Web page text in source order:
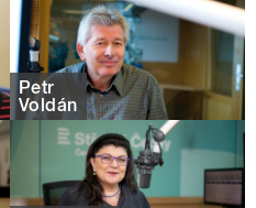
Petr
Voldán